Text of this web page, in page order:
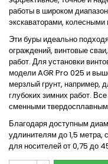
работы в широком
экскаваторами,
Эти буры идеально
ограждений, винтовые
работ. Для установки
моделиAGR Pro 025 и
мерзлый грунт, например,
глубоких зимних работ.
сменными
Благодаря доступным
удлинителям до 1,5 метра,
для носителей от 0,75 до